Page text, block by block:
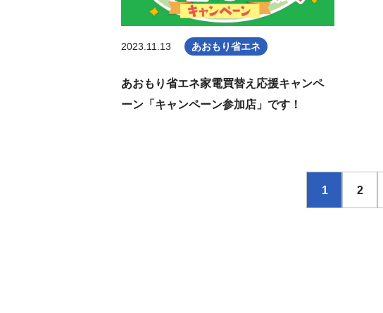
2023.11.13 あおもり省エネ
あおもり省エネ家電買替え応援キャンペ
ーン「キャンペーン参加店」です！
1 2